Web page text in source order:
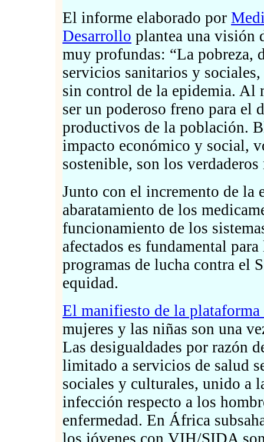
El informe elaborado por
Desarrollo plantea una visión
muy profundas: “La pobreza,
servicios sanitarios y
sin control de la epidemia. Al
ser un poderoso freno para el
productivos de la población.
impacto económico y social,
sostenible, son los
Junto con el incremento de la
abaratamiento de los
funcionamiento de los
afectados es fundamental
programas de lucha contra el
equidad.
El manifiesto de la
mujeres y las niñas son una
Las desigualdades por razón
limitado a servicios de salud
sociales y culturales, unido a
infección respecto a los
enfermedad. En África